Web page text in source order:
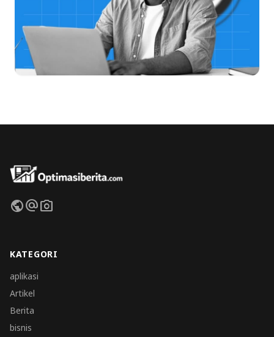
publicalternate_emailphoto_camera
KATEGORI
aplikasi
Artikel
Berita
bisnis